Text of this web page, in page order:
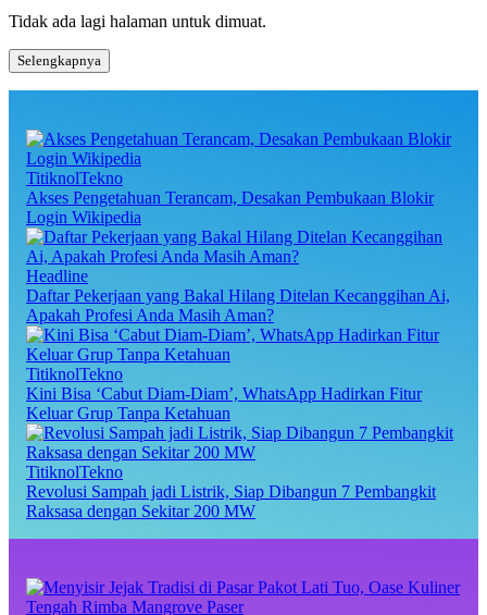
Tidak ada lagi halaman untuk dimuat.
Selengkapnya
TitiknolTekno
Akses Pengetahuan Terancam, Desakan Pembukaan Blokir
Login Wikipedia
Headline
Daftar Pekerjaan yang Bakal Hilang Ditelan Kecanggihan Ai,
Apakah Profesi Anda Masih Aman?
TitiknolTekno
Kini Bisa ‘Cabut Diam-Diam’, WhatsApp Hadirkan Fitur
Keluar Grup Tanpa Ketahuan
TitiknolTekno
Revolusi Sampah jadi Listrik, Siap Dibangun 7 Pembangkit
Raksasa dengan Sekitar 200 MW